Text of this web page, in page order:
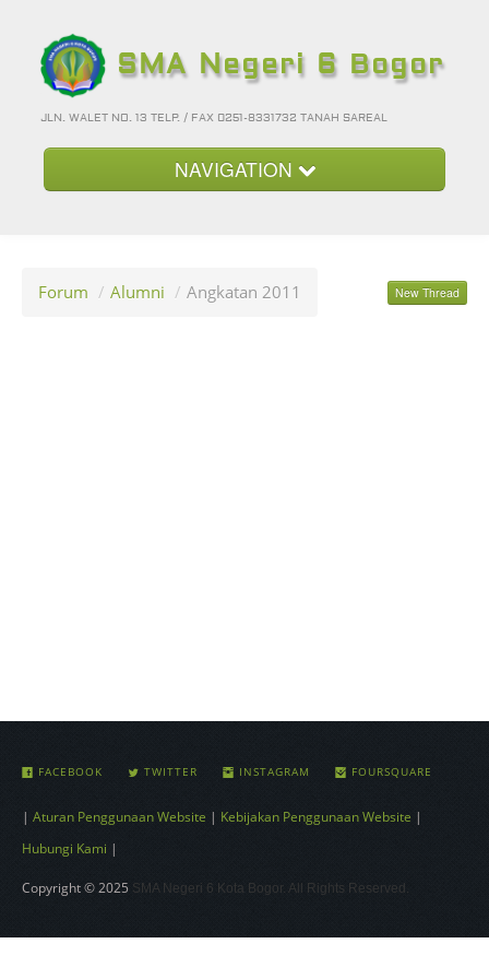
SMA Negeri 6 Bogor
JLN. WALET NO. 13 TELP. / FAX 0251-8331732 TANAH SAREAL
NAVIGATION
Album Foto
Forum / Alumni / Angkatan 2011 New Thread
FACEBOOK TWITTER INSTAGRAM FOURSQUARE
| Aturan Penggunaan Website | Kebijakan Penggunaan Website |
Hubungi Kami |
Copyright © 2025 SMA Negeri 6 Kota Bogor. All Rights Reserved.